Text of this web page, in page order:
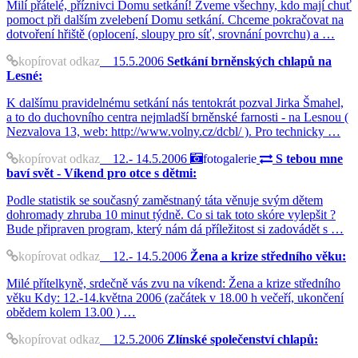
Milí přátelé, příznivci Domu setkání! Zveme všechny, kdo mají chuť
pomoct při dalším zvelebení Domu setkání. Chceme pokračovat na
dotvoření hřiště (oplocení, sloupy pro síť, srovnání povrchu) a …
kopírovat odkaz 15.5.2006 Setkání brněnských chlapů na
Lesné:
K dalšímu pravidelnému setkání nás tentokrát pozval Jirka Šmahel,
a to do duchovního centra nejmladší brněnské farnosti - na Lesnou (
Nezvalova 13, web: http://www.volny.cz/dcbl/ ). Pro technicky …
kopírovat odkaz 12.- 14.5.2006 fotogalerie
S tebou mne
baví svět - Víkend pro otce s dětmi:
Podle statistik se současný zaměstnaný táta věnuje svým dětem
dohromady zhruba 10 minut týdně. Co si tak toto skóre vylepšit ?
Bude připraven program, který nám dá příležitost si zadovádět s …
kopírovat odkaz 12.- 14.5.2006 Žena a krize středního věku:
Milé přítelkyně, srdečně vás zvu na víkend: Žena a krize středního
věku Kdy: 12.-14.května 2006 (začátek v 18.00 h večeří, ukončení
obědem kolem 13.00 ) …
kopírovat odkaz 12.5.2006 Zlínské společenství chlapů: